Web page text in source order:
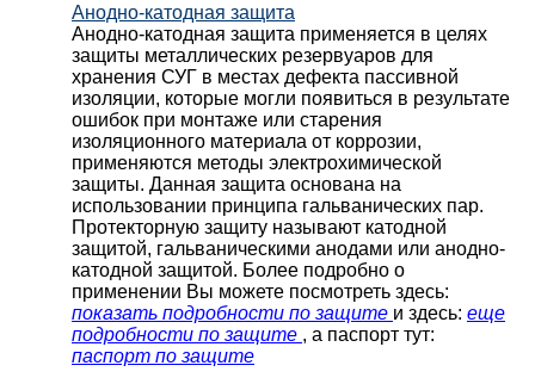
Анодно-катодная защита
Анодно-катодная защита применяется в целях
защиты металлических резервуаров для
хранения СУГ в местах дефекта пассивной
изоляции, которые могли появиться в результате
ошибок при монтаже или старения
изоляционного материала от коррозии,
применяются методы электрохимической
защиты. Данная защита основана на
использовании принципа гальванических пар.
Протекторную защиту называют катодной
защитой, гальваническими анодами или анодно-
катодной защитой. Более подробно о
применении Вы можете посмотреть здесь:
показать подробности по защите и здесь: еще
подробности по защите , а паспорт тут:
паспорт по защите